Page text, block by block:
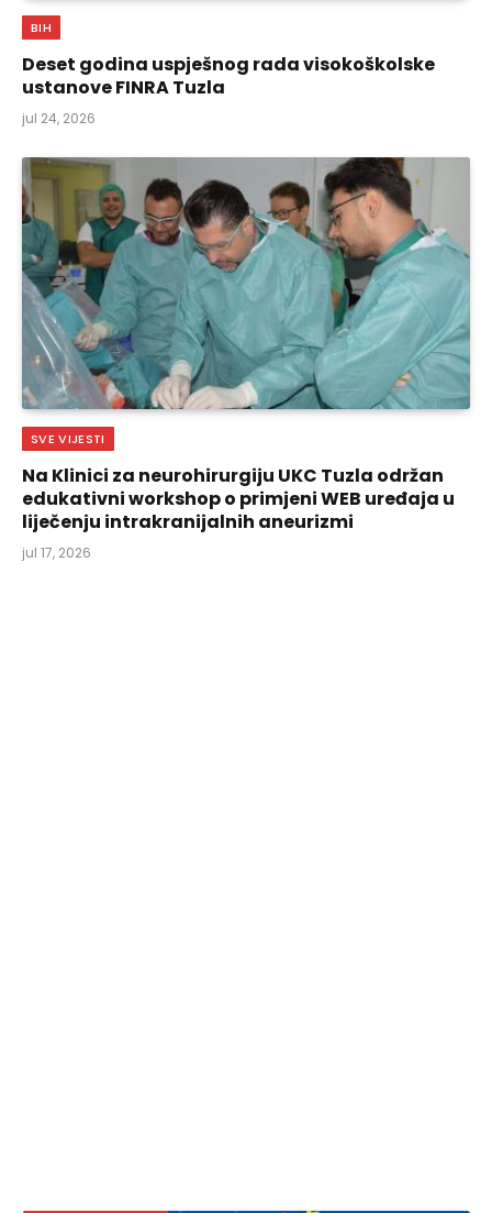
BIH
Deset godina uspješnog rada visokoškolske
ustanove FINRA Tuzla
jul 24, 2026
SVE VIJESTI
Na Klinici za neurohirurgiju UKC Tuzla održan
edukativni workshop o primjeni WEB uređaja u
liječenju intrakranijalnih aneurizmi
jul 17, 2026